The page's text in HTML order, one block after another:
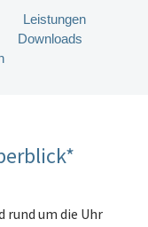
Leistungen
Downloads
rund um die Uhr